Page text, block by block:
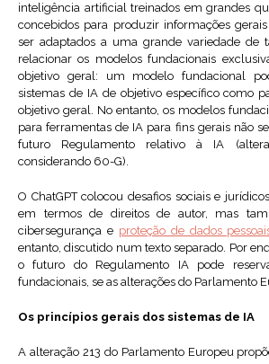
inteligência artificial treinados em grandes
concebidos para produzir informações
ser adaptados a uma grande variedade de
relacionar os modelos fundacionais
objetivo geral: um modelo fundacional
sistemas de IA de objetivo específico como
objetivo geral. No entanto, os modelos
para ferramentas de IA para fins gerais não
futuro Regulamento relativo à IA
considerando 60-G).
O ChatGPT colocou desafios sociais e
em termos de direitos de autor, mas
cibersegurança e proteção de dados
entanto, discutido num texto separado. Por
o futuro do Regulamento IA pode
fundacionais, se as alterações do Parlamento
Os princípios gerais dos sistemas de IA
A alteração 213 do Parlamento Europeu